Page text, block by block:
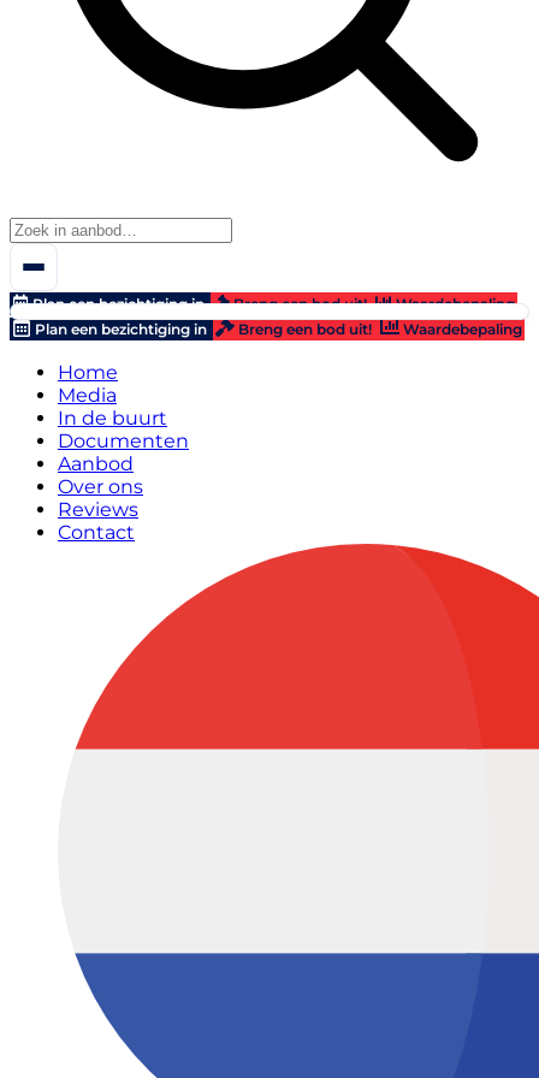
Plan een bezichtiging in Breng een bod uit!
Waardebepaling
Plan een bezichtiging in
Breng een bod uit! Waardebepaling
Home
Media
In de buurt
Documenten
Aanbod
Over ons
Reviews
Contact